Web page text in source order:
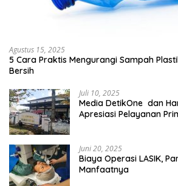
Agustus 15, 2025
5 Cara Praktis Mengurangi Sampah
Bersih
Juli 10, 2025
Media DetikOne dan
Apresiasi Pelayanan
Juni 20, 2025
Biaya Operasi LASIK,
Manfaatnya